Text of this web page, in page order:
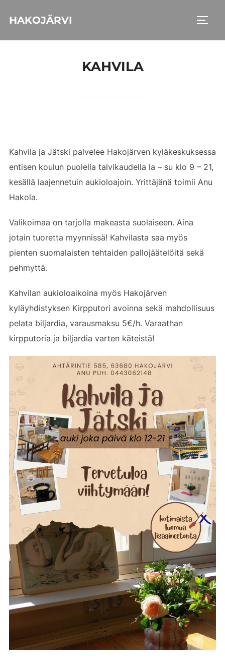
HAKOJÄRVI
KAHVILA
Kahvila ja Jätski palvelee Hakojärven kyläkeskuksessa
entisen koulun puolella talvikaudella la – su klo 9 – 21,
kesällä laajennetuin aukioloajoin. Yrittäjänä toimii Anu
Hakola.
Valikoimaa on tarjolla makeasta suolaiseen. Aina
jotain tuoretta myynnissä! Kahvilasta saa myös
pienten suomalaisten tehtaiden pallojäätelöitä sekä
pehmyttä.
Kahvilan aukioloaikoina myös Hakojärven
kyläyhdistyksen Kirpputori avoinna sekä mahdollisuus
pelata biljardia, varausmaksu 5€/h. Varaathan
kirpputoria ja biljardia varten käteistä!